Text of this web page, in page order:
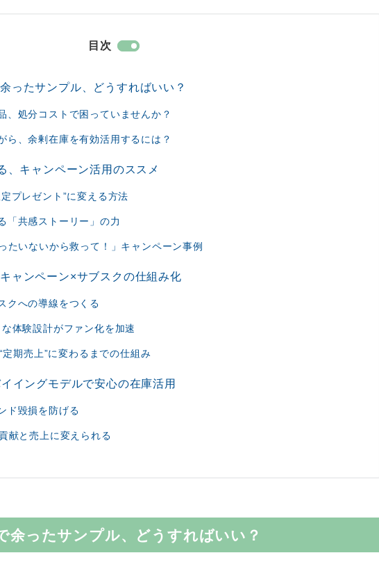
目次
ったサンプル、どうすればいい？
、処分コストで困っていませんか？
ら、余剰在庫を有効活用するには？
、キャンペーン活用のススメ
プレゼント”に変える方法
「共感ストーリー」の力
たいないから救って！」キャンペーン事例
ャンペーン×サブスクの仕組み化
クへの導線をつくる
な体験設計がファン化を加速
定期売上”に変わるまでの仕組み
イングモデルで安心の在庫活用
ド毀損を防げる
献と売上に変えられる
余ったサンプル、どうすればいい？